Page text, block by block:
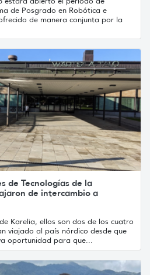
de Posgrado en Robótica e
de manera conjunta por la
de Tecnologías de la
de intercambio a
Karelia, ellos son dos de los cuatro
viajado al país nórdico desde que
oportunidad para que...